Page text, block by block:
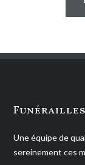
Une équipe de
sereinement ces